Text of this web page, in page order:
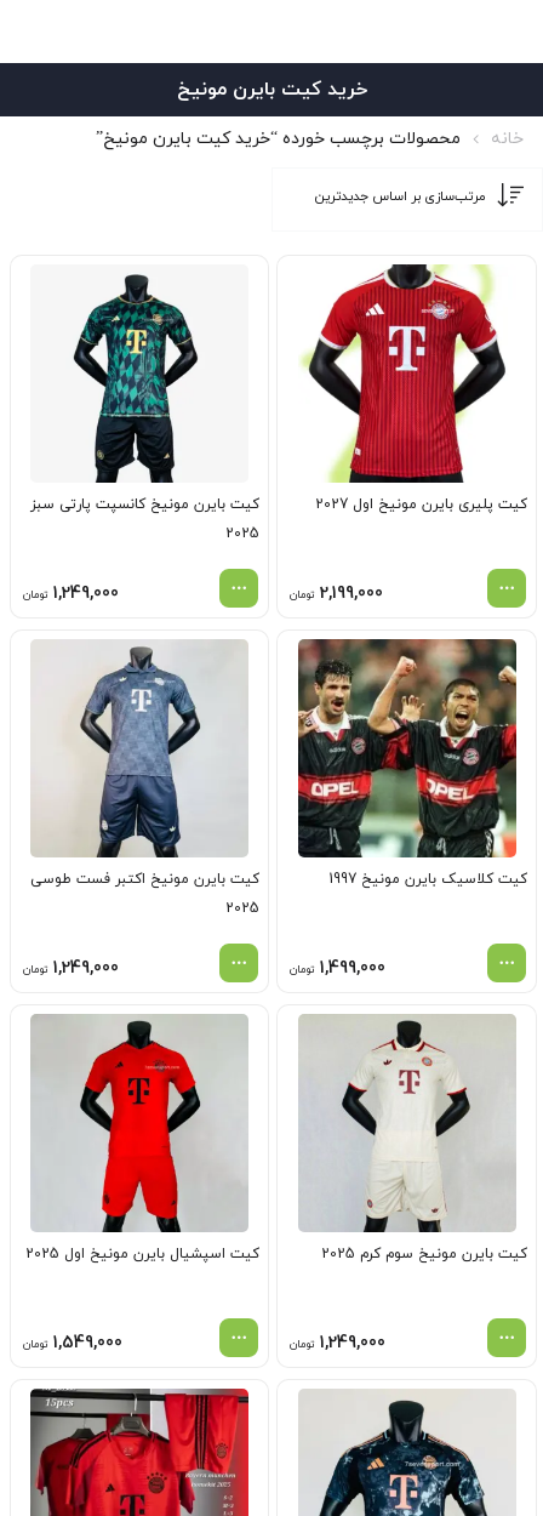
خرید کیت بایرن مونیخ
خانه محصولات برچسب خورده “خرید کیت بایرن مونیخ”
کیت پلیری بایرن مونیخ اول 2027
2,199,000 تومان
کیت بایرن مونیخ کانسپت پارتی سبز
2025
1,249,000 تومان
کیت کلاسیک بایرن مونیخ 1997
1,499,000 تومان
کیت بایرن مونیخ اکتبر فست طوسی
2025
1,249,000 تومان
کیت بایرن مونیخ سوم کرم 2025
1,249,000 تومان
کیت اسپشیال بایرن مونیخ اول 2025
1,549,000 تومان